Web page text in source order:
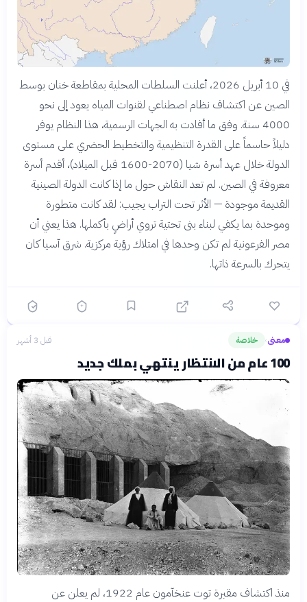
في 10 أبريل 2026، أعلنت السلطات المحلية بمقاطعة خنان بوسط
الصين عن اكتشاف نظام اصطناعي لقنوات المياه يعود إلى نحو
4000 سنة. وفق ما أفادت به الجهات الرسمية، هذا النظام يوفر
دليلاً حاسماً على القدرة التنظيمية والتخطيط الحضري على مستوى
الدولة خلال عهد أسرة شيا (2070-1600 قبل الميلاد)، أقدم أسرة
معروفة في الصين. لم تعد النقاش حول ما إذا كانت الدولة الصينية
القديمة موجودة — الأثر تحت التراب يجيب: لقد كانت متطورة
وموحدة بما يكفي لبناء بنى تحتية تروي أراضٍ بأكملها. هذا يعني أن
مصر الفرعونية لم تكن وحدها في امتلاك رؤية مركزية. شرق آسيا كان
يتحرك بالسرعة ذاتها.
معنى› خلاصة قبل 3 أشهر
100 عام من الانتظار ينتهي بملك جديد
منذ اكتشاف مقبرة توت عنخآمون عام 1922، لم يعلن عن